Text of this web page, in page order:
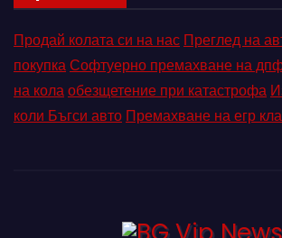
Продай колата си на нас Преглед на
покупкаСофтуерно премахване на
на колаобезщетение при катастрофа
коли Бъгси авто Премахване на егр